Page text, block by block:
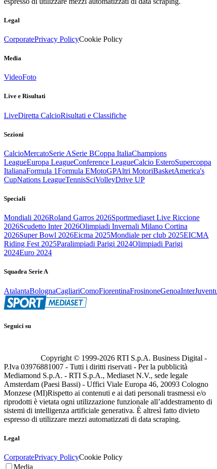
Legal
CorporatePrivacy PolicyCookie Policy
Media
VideoFoto
Live e Risultati
LiveDiretta CalcioRisultati e Classifiche
Sezioni
CalcioMercatoSerie ASerie BCoppa ItaliaChampions
LeagueEuropa LeagueConference LeagueCalcio EsteroSupercoppa
ItalianaFormula 1Formula EMotoGPAltri MotoriBasketAmerica's
CupNations LeagueTennisSciVolleyDrive UP
Speciali
Mondiali 2026Roland Garros 2026Sportmediaset Live Riccione
2026Scudetto Inter 2026Olimpiadi Invernali Milano Cortina
2026Super Bowl 2026Eicma 2025Mondiale per club 2025EICMA
Riding Fest 2025Paralimpiadi Parigi 2024Olimpiadi Parigi
2024Euro 2024
Squadra Serie A
AtalantaBolognaCagliariComoFiorentinaFrosinoneGenoaInter
Seguici su
Copyright © 1999-2026 RTI S.p.A. Business Digital -
P.Iva 03976881007 - Tutti i diritti riservati - Per la pubblicità
Mediamond S.p.A. - RTI S.p.A., Mediaset N.V., sede legale
Amsterdam (Paesi Bassi) - Uffici Viale Europa 46, 20093 Cologno
Monzese (MI)Rispetto ai contenuti e ai dati personali trasmessi e/o
riprodotti è vietata ogni utilizzazione funzionale all’addestramento di
sistemi di intelligenza artificiale generativa. È altresì fatto divieto
espresso di utilizzare mezzi automatizzati di data scraping.
Legal
CorporatePrivacy PolicyCookie Policy
Media